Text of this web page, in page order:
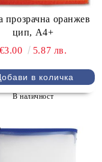
прозрачна оранжев
цип, А4+
€3.00
5.87 лв.
В наличност